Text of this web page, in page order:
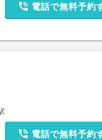
phone_in_talk 電話で無料予約
phone_in_talk 電話で無料予約